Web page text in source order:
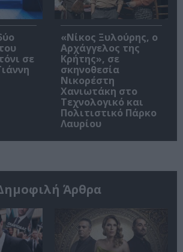
σε
«Νίκος Ξυλούρης, ο
Αρχάγγελος της
Κρήτης», σε
σκηνοθεσία
Νικορέστη
Χανιωτάκη στο
Τεχνολογικό και
Πολιτιστικό Πάρκο
Λαυρίου
Άρθρα